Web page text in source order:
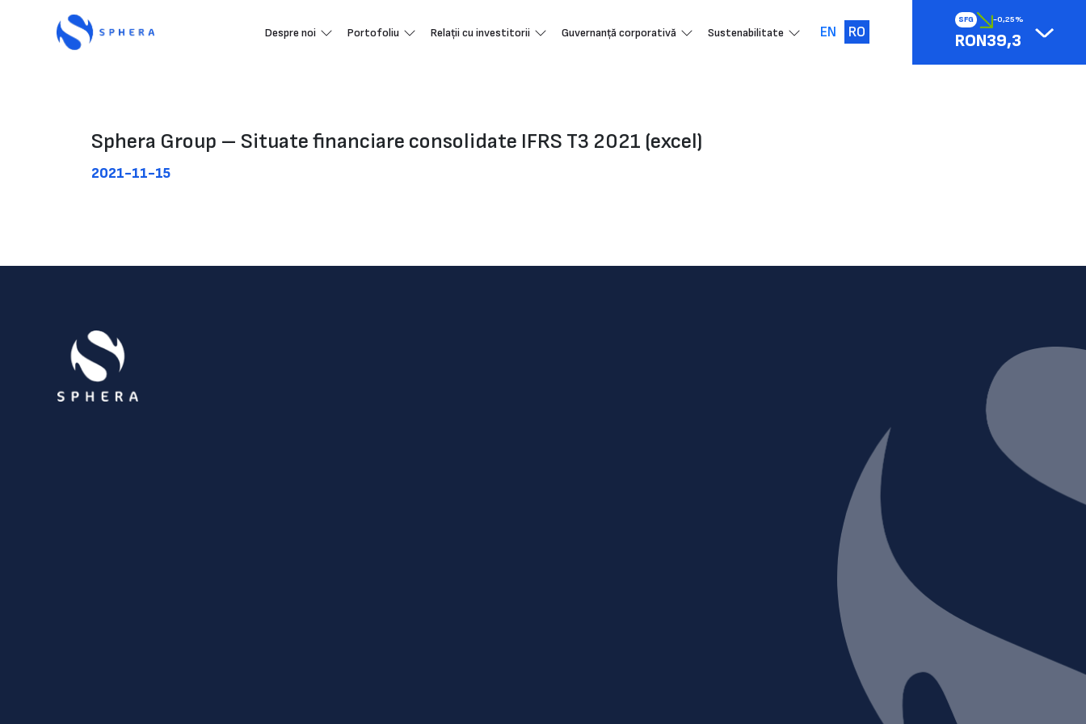
SFG -0,25%
RON39,3
Despre noi Portofoliu Relații cu investitorii Guvernanță corporativă Sustenabilitate EN RO
Sphera Group – Situate financiare consolidate IFRS T3 2021 (excel)
2021-11-15